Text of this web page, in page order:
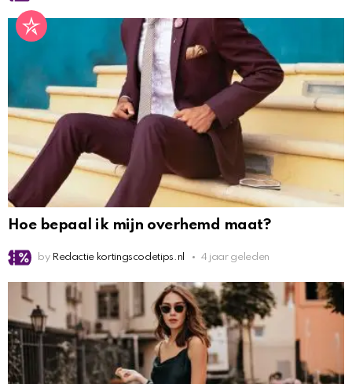
Hoe bepaal ik mijn overhemd maat?
by Redactie kortingscodetips.nl 4 jaar geleden